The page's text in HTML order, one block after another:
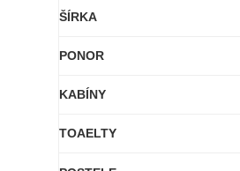
ŠÍRKA
PONOR
KABÍNY
TOAELTY